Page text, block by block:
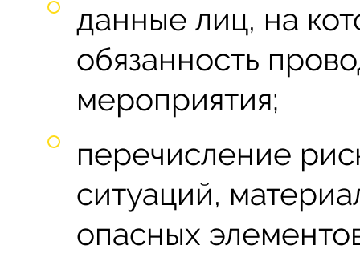
данные лиц, на
обязанность
мероприятия;
перечисление
ситуаций,
опасных